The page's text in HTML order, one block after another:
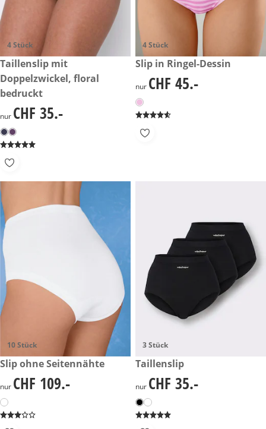
4 Stück
CHF 35.-
Taillenslip mit
Doppelzwickel, floral
bedruckt
CHF 35.-
nur CHF 35.-
4 Stück
CHF 45.-
Slip in Ringel-Dessin
CHF 45.-
nur CHF 45.-
10 Stück
CHF 109.-
Slip ohne Seitennähte
CHF 109.-
nur CHF 109.-
3 Stück
CHF 35.-
Taillenslip
CHF 35.-
nur CHF 35.-